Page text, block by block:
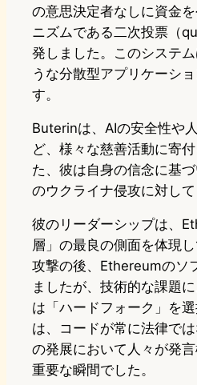
の意思決定者なしに資金
ニズムである二次投票（
発しました。このシステ
うな分散型アプリケーシ
す。
Buterinは、AIの安全性や
ど、様々な慈善活動に寄
た、彼は自身の信念に基
のウクライナ侵攻に対して
彼のリーダーシップは、
層」の最良の側面を体現
攻撃の後、Ethereumのソ
ましたが、技術的な課題
は「ハードフォーク」を
は、コードが常に法律で
の発展において人々が発
重要な瞬間でした。